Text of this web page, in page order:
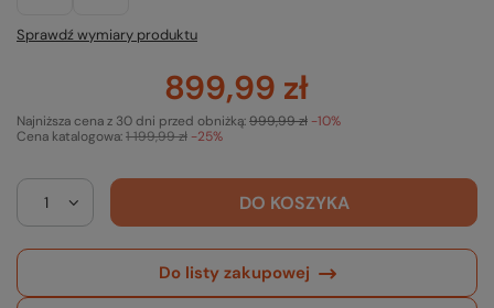
Sprawdź wymiary produktu
899,99 zł
Cena katalogowa:1 199,99 zł -25%
Najniższa cena z 30 dni przed obniżką:999,99 zł -10%
DO KOSZYKA
Do listy zakupowej